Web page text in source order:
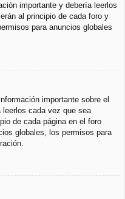
importante y debería leerlos
al principio de cada foro y
para anuncios globales
importante sobre el
cada vez que sea
de cada página en el foro
globales, los permisos para